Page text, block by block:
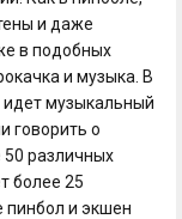
и даже
в подобных
и музыка. В
идет музыкальный
говорить о
50 различных
более 25
пинбол и экшен